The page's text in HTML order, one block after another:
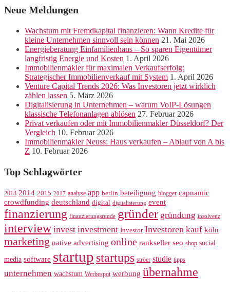
Neue Meldungen
Wachstum mit Fremdkapital finanzieren: Wann Kredite für
kleine Unternehmen sinnvoll sein können 21. Mai 2026
Energieberatung Einfamilienhaus – So sparen Eigentümer
langfristig Energie und Kosten 1. April 2026
Immobilienmakler für maximalen Verkaufserfolg:
Strategischer Immobilienverkauf mit System 1. April 2026
Venture Capital Trends 2026: Was Investoren jetzt wirklich
zählen lassen 5. März 2026
Digitalisierung in Unternehmen – warum VoIP-Lösungen
klassische Telefonanlagen ablösen 27. Februar 2026
Privat verkaufen oder mit Immobilienmakler Düsseldorf? Der
Vergleich 10. Februar 2026
Immobilienmakler Neuss: Haus verkaufen – Ablauf von A bis
Z 10. Februar 2026
Top Schlagwörter
2013 2014 2015 2017 analyse app berlin beteiligung blogger capnamic
crowdfunding deutschland digital digitalisierung event
finanzierung finanzierungsrunde gründer gründung insolvenz
interview invest investment Investor Investoren kauf köln
marketing native advertising online rankseller seo shop social
media software startup startups ströer studie tipps
unternehmen wachstum Werbespot werbung übernahme